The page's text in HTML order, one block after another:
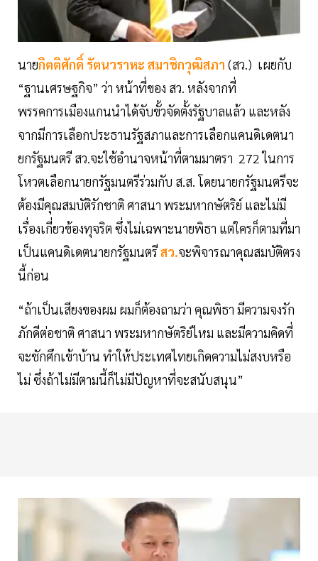
นายกิตติศักดิ์ รัตนวราหะ สมาชิกวุฒิสภา (สว.) เผยกับ
“ฐานเศรษฐกิจ” ว่า หน้าที่ของ สว. หลังจากที่
พรรคการเมืองแกนนำได้จับขั้วจัดตั้งรัฐบาลแล้ว และหลัง
จากมีการเลือกประธานรัฐสภาและการเลือกแคนดิเดตนา
ยกรัฐมนตรี สว.จะใช้อำนาจหน้าที่ตามมาตรา 272 ในการ
โหวตเลือกนายกรัฐมนตรีร่วมกับ ส.ส. โดยนายกรัฐมนตรีจะ
ต้องมีคุณสมบัติรักชาติ ศาสนา พระมหากษัตริย์ และไม่มี
เรื่องเกี่ยวข้องทุจริต ซึ่งไม่เฉพาะนายพิธา แต่ใครก็ตามที่มา
เป็นแคนดิเดตนายกรัฐมนตรีสว.จะพิจารณาคุณสมบัติตรง
นี้ก่อน
“ถ้าเป็นเสียงของผม ผมก็ต้องถามว่า คุณพิธา มีความจงรัก
ภักดีต่อชาติ ศาสนา พระมหากษัตริย์ไหม และมีความคิดที่
จะชักศึกเข้าบ้าน ทำให้ประเทศไทยเกิดความไม่สงบหรือ
ไม่ ซึ่งถ้าไม่มีตามนี้ก็ไม่มีปัญหาที่จะสนับสนุน”